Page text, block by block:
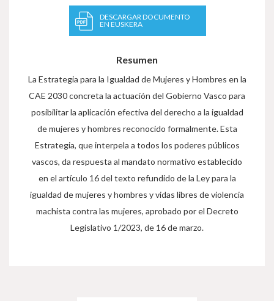
DESCARGAR DOCUMENTO
EN EUSKERA
Resumen
La Estrategia para la Igualdad de Mujeres y Hombres en la
CAE 2030 concreta la actuación del Gobierno Vasco para
posibilitar la aplicación efectiva del derecho a la igualdad
de mujeres y hombres reconocido formalmente. Esta
Estrategia, que interpela a todos los poderes públicos
vascos, da respuesta al mandato normativo establecido
en el artículo 16 del texto refundido de la Ley para la
igualdad de mujeres y hombres y vidas libres de violencia
machista contra las mujeres, aprobado por el Decreto
Legislativo 1/2023, de 16 de marzo.